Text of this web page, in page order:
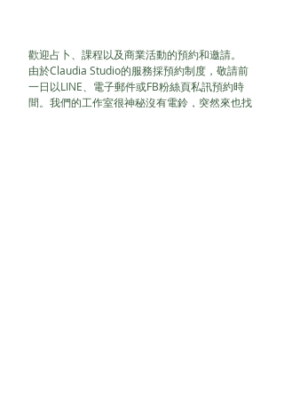
歡迎占卜、課程以及商業活動的預約和邀請。
由於Claudia Studio的服務採預約制度，敬請前
一日以LINE、電子郵件或FB粉絲頁私訊預約時
間。我們的工作室很神秘沒有電鈴，突然來也找